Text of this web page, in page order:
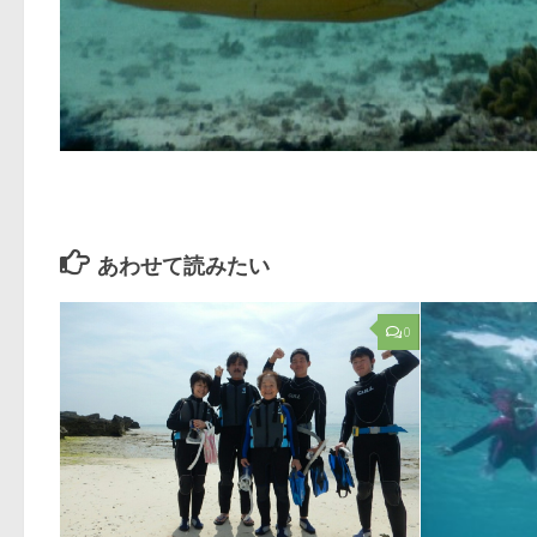
あわせて読みたい
0